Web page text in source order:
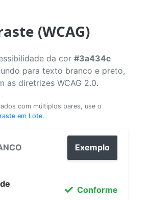
(WCAG)
da cor #3a434c
para texto branco e preto,
as diretrizes WCAG 2.0.
com múltiplos pares, use o
em Lote.
Exemplo
Conforme